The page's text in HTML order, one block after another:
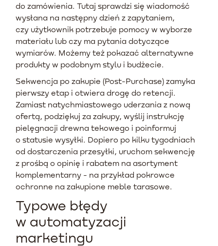
do zamówienia. Tutaj sprawdzi się wiadomość
wysłana na następny dzień z zapytaniem,
czy użytkownik potrzebuje pomocy w wyborze
materiału lub czy ma pytania dotyczące
wymiarów. Możemy też pokazać alternatywne
produkty w podobnym stylu i budżecie.
Sekwencja po zakupie (Post-Purchase) zamyka
pierwszy etap i otwiera drogę do retencji.
Zamiast natychmiastowego uderzania z nową
ofertą, podziękuj za zakupy, wyślij instrukcję
pielęgnacji drewna tekowego i poinformuj
o statusie wysyłki. Dopiero po kilku tygodniach
od dostarczenia przesyłki, uruchom sekwencję
z prośbą o opinię i rabatem na asortyment
komplementarny - na przykład pokrowce
ochronne na zakupione meble tarasowe.
Typowe błędy
w automatyzacji
marketingu